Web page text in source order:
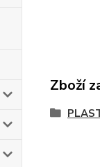
Zboží